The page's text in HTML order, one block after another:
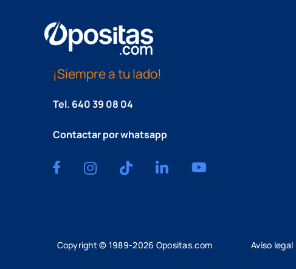
¡Siempre a tu lado!
Tel. 640 39 08 04
Contactar por whatsapp
Copyright © 1989-2026 Opositas.com Aviso legal